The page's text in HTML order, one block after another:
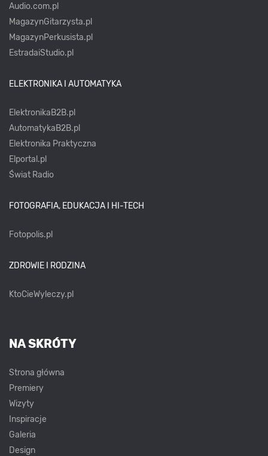
Audio.com.pl
MagazynGitarzysta.pl
MagazynPerkusista.pl
EstradaiStudio.pl
ELEKTRONIKA I AUTOMATYKA
ElektronikaB2B.pl
AutomatykaB2B.pl
Elektronika Praktyczna
Elportal.pl
Świat Radio
FOTOGRAFIA, EDUKACJA I HI-TECH
Fotopolis.pl
ZDROWIE I RODZINA
KtoCieWyleczy.pl
NA SKRÓTY
Strona główna
Premiery
Wizyty
Inspiracje
Galeria
Design